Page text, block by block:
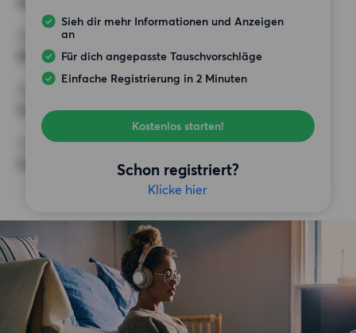
Sieh dir mehr Informationen und Anzeigen
an
Für dich angepasste Tauschvorschläge
Einfache Registrierung in 2 Minuten
Kostenlos starten!
Schon registriert?
Klicke hier
HÖCHSTMIETE (KALTMIETE)
800 EUR
Keine besonderen Anforderungen
SONSTIGE PRÄFERENZEN
Keine bestimmten Präferenzen